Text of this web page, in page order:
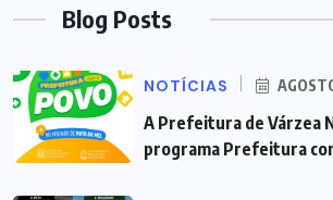
Blog Posts
NOTÍCIAS
A Prefeitura de Várzea
programa Prefeitura